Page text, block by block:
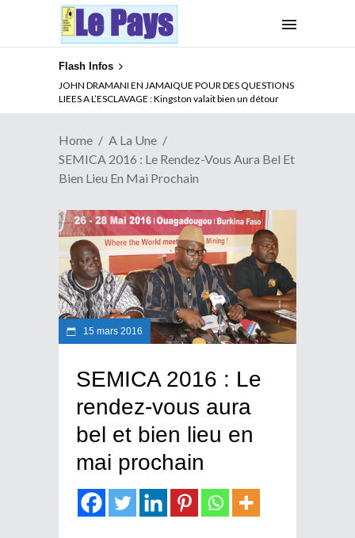
Flash Infos
JOHN DRAMANI EN JAMAIQUE POUR DES QUESTIONS
LIEES A L’ESCLAVAGE : Kingston valait bien un détour
ABSENCE PROLONGEE DE PAUL BIYA DU CAMEROUN :
Qui pilote le Cameroun ?
Home
A La Une
SEMICA 2016 : Le Rendez-Vous Aura Bel Et
Bien Lieu En Mai Prochain
15 mars 2016
SEMICA 2016 : Le
rendez-vous aura
bel et bien lieu en
mai prochain